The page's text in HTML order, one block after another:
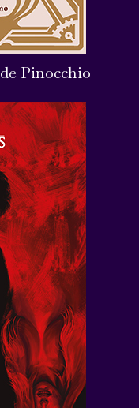
Pinocchio